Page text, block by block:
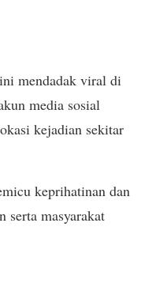
mendadak viral di
media sosial
kejadian sekitar
keprihatinan dan
serta masyarakat